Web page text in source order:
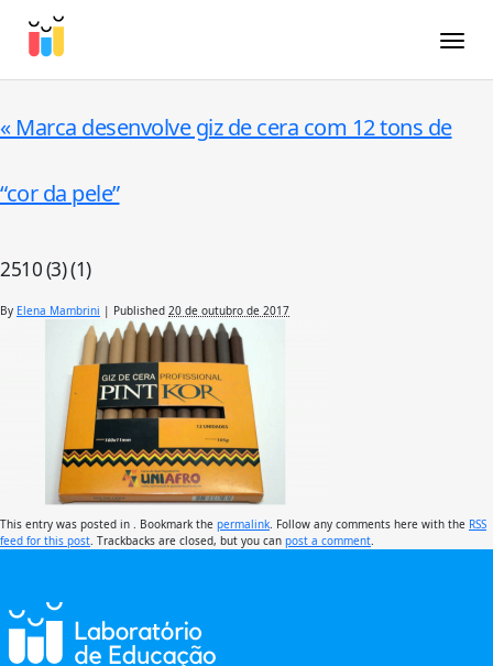
« Marca desenvolve giz de cera com 12 tons de
“cor da pele”
2510 (3) (1)
By Elena Mambrini | Published 20 de outubro de 2017
This entry was posted in . Bookmark the permalink . Follow any comments here with the RSS
feed for this post . Trackbacks are closed, but you can post a comment